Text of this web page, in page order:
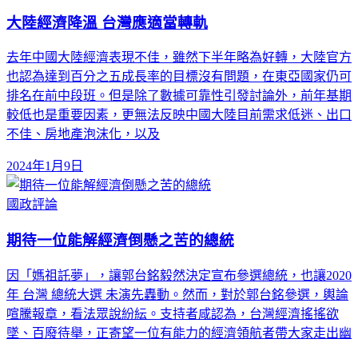
大陸經濟降溫 台灣應適當轉軌
去年中國大陸經濟表現不佳，雖然下半年略為好轉，大陸官方
也認為達到百分之五成長率的目標沒有問題，在東亞國家仍可
排名在前中段班。但是除了數據可靠性引發討論外，前年基期
較低也是重要因素，更無法反映中國大陸目前需求低迷、出口
不佳、房地產泡沫化，以及
2024年1月9日
國政評論
期待一位能解經濟倒懸之苦的總統
因「媽祖託夢」，讓郭台銘毅然決定宣布參選總統，也讓2020
年 台灣 總統大選 未演先轟動。然而，對於郭台銘參選，輿論
喧騰報章，看法眾說紛紜。支持者咸認為，台灣經濟搖搖欲
墜、百廢待舉，正寄望一位有能力的經濟領航者帶大家走出幽